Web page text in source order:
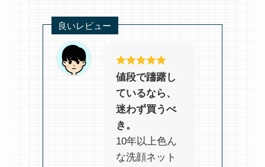
良いレビュー
値段で躊躇し
ているなら、
迷わず買うべ
き。
10年以上色ん
な洗顔ネット